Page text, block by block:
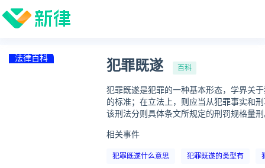
法律百科 犯罪既遂 百科
犯罪既遂是犯罪的一种基本形态，学界关
的标准；在立法上，则应当从犯罪事实和
该刑法分则具体条文所规定的刑罚规格量
相关事件
犯罪既遂什么意思 犯罪既遂的类型有